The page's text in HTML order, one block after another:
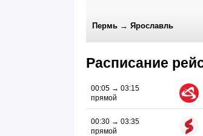
Пермь→ Ярославль
Расписание
00:05 → 03:15
прямой
00:30 → 03:35
прямой